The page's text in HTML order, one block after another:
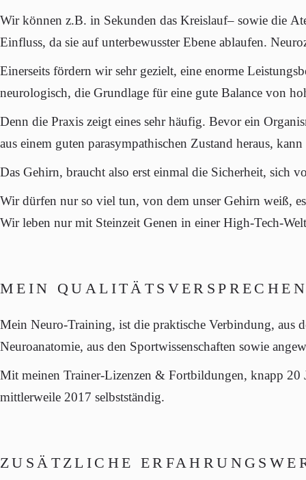
Wir können z.B. in Sekunden das Kreislauf– sowie die
Einfluss, da sie aufunterbewussterEbene ablaufen.
Einerseits fördern wir sehr gezielt, eine enorme
neurologisch, die Grundlage für eine gute Balance von
Denn die Praxis zeigt eines sehr häufig. Bevor ein
aus einem guten parasympathischen Zustand heraus,
Das Gehirn, braucht also erst einmal die Sicherheit, sich
Wir dürfen nur so viel tun, von dem unser Gehirn weiß,
Wir leben nur mit Steinzeit Genen in einer High-Tech-
MEIN
Mein Neuro-Training, ist die praktische Verbindung, aus
Neuroanatomie, aus den Sportwissenschaften sowie
Mit meinen Trainer-Lizenzen & Fortbildungen, knapp 20
mittlerweile 2017 selbstständig.
ZUSÄTZLICHE